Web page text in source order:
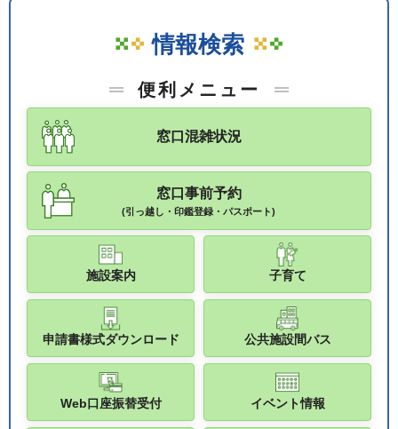
情報検索
便利メニュー
窓口混雑状況
窓口事前予約
(引っ越し・印鑑登録・パスポート)
施設案内 子育て
申請書様式ダウンロード 公共施設間バス
Web口座振替受付 イベント情報